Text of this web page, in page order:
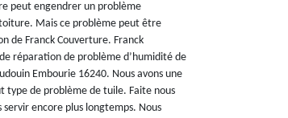
peut engendrer un problème
Mais ce problème peut être
de Franck Couverture. Franck
réparation de problème d’humidité de
Embourie 16240. Nous avons une
de problème de tuile. Faite nous
encore plus longtemps. Nous